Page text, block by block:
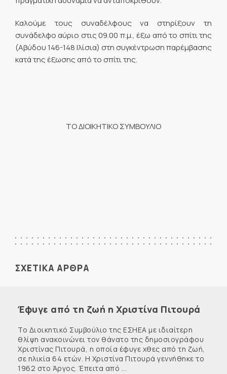
Καλούμε τους συναδέλφους να στηρίξουν τη
συνάδελφο αύριο στις 09.00 π.μ., έξω από το σπίτι της
(Αβύδου 146-148 Ιλίσια) στη συγκέντρωση παρέμβασης
κατά της έξωσης από το σπίτι της.
ΤΟ ΔΙΟΙΚΗΤΙΚΟ ΣΥΜΒΟΥΛΙΟ
ΣΧΕΤΙΚΑ ΑΡΘΡΑ
Έφυγε από τη ζωή η Χριστίνα Πιτουρά
Το Διοικητικό Συμβούλιο της ΕΣΗΕΑ με ιδιαίτερη
θλίψη ανακοινώνει τον θάνατο της δημοσιογράφου
Χριστίνας Πιτουρά, η οποία έφυγε χθες από τη ζωή,
σε ηλικία 64 ετών. Η Χριστίνα Πιτουρά γεννήθηκε το
1962 στο Άργος. Έπειτα από ...